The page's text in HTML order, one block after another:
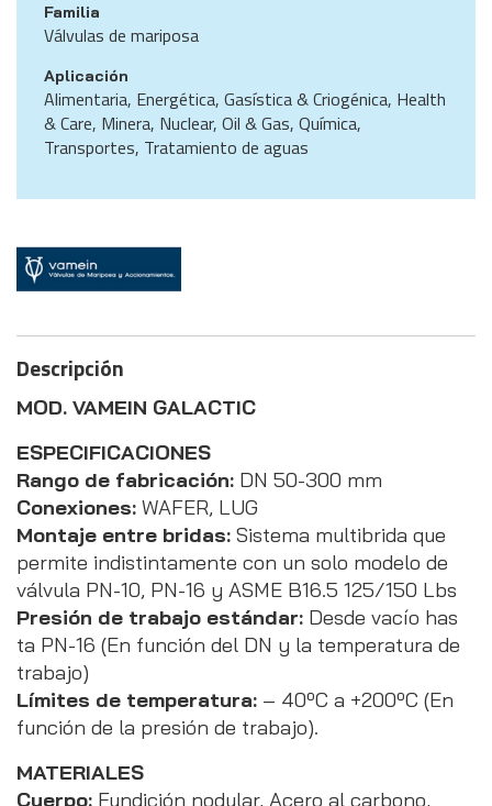
Familia
Válvulas de mariposa
Aplicación
Alimentaria, Energética, Gasística & Criogénica, Health
& Care, Minera, Nuclear, Oil & Gas, Química,
Transportes, Tratamiento de aguas
Descripción
MOD. VAMEIN GALACTIC
ESPECIFICACIONES
Rango de fabricación: DN 50-300 mm
Conexiones: WAFER, LUG
Montaje entre bridas: Sistema multibrida que
permite indistintamente con un solo modelo de
válvula PN-10, PN-16 y ASME B16.5 125/150 Lbs
Presión de trabajo estándar: Desde vacío has
ta PN-16 (En función del DN y la temperatura de
trabajo)
Límites de temperatura: – 40ºC a +200ºC (En
función de la presión de trabajo).
MATERIALES
Cuerpo: Fundición nodular, Acero al carbono,